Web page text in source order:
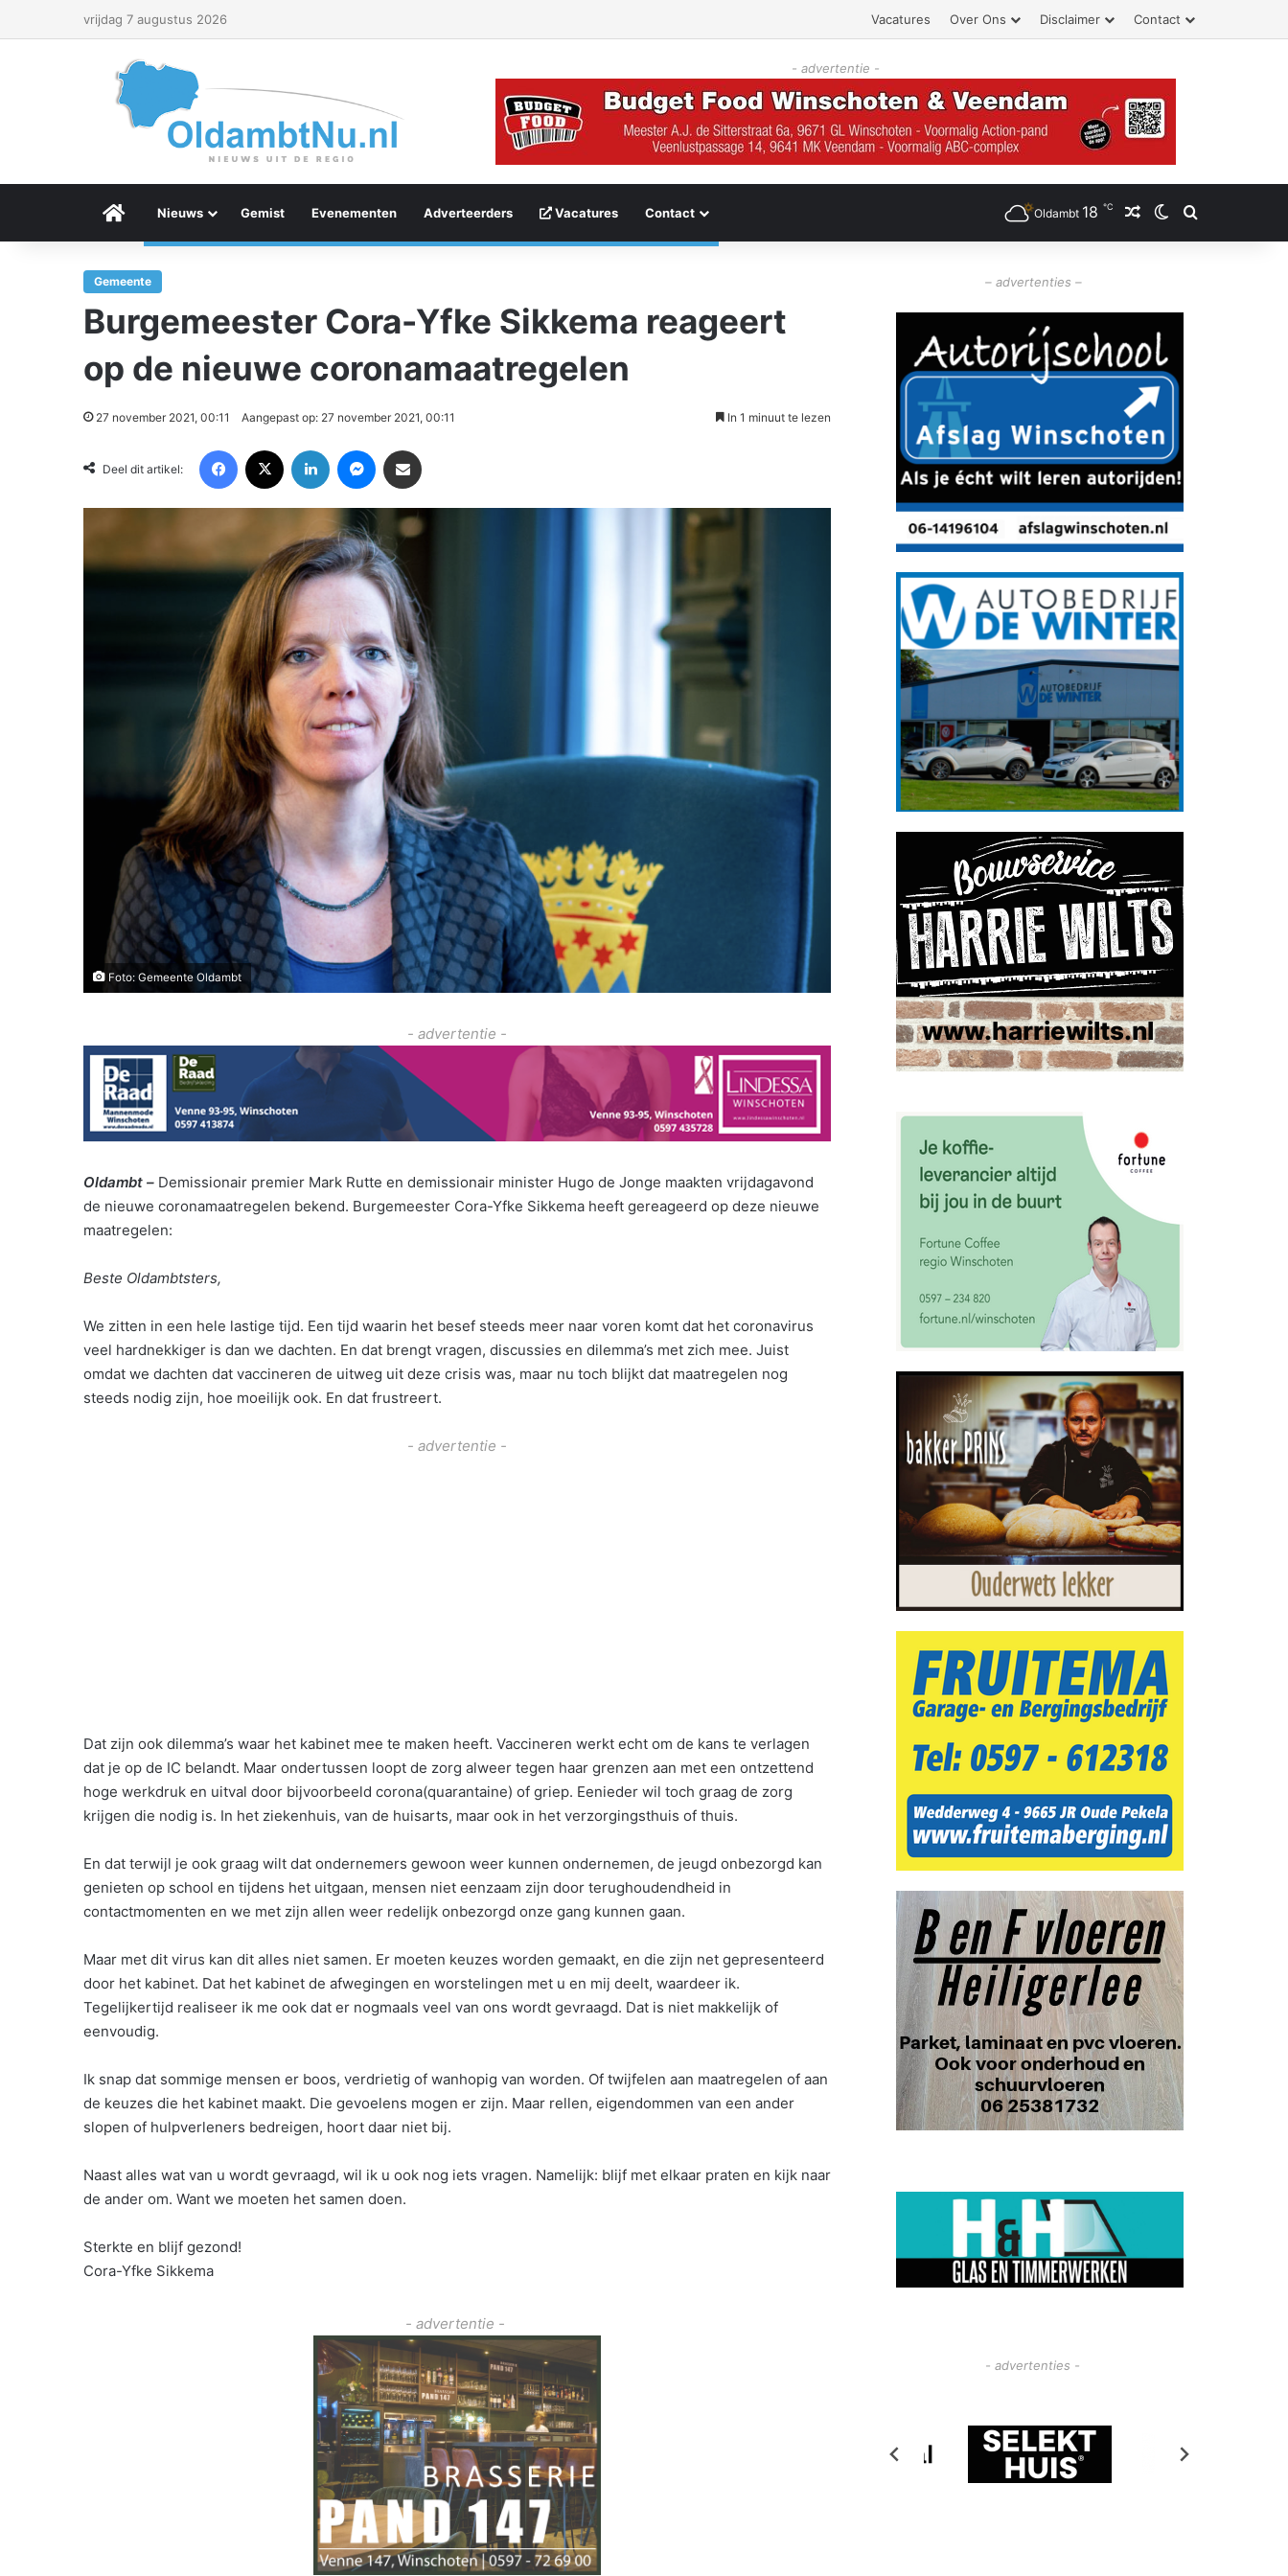
vrijdag 7 augustus 2026 Vacatures Over Ons Disclaimer Contact
- advertentie -
Menu Item
Nieuws Gemist Evenementen Adverteerders Vacatures Contact Oldambt 18 ℃ Willekeurig artikel
Switch skin
Zoeken
Gemeente
Burgemeester Cora-Yfke Sikkema reageert
op de nieuwe coronamaatregelen
27 november 2021, 00:11 Aangepast op: 27 november 2021, 00:11 In 1 minuut te lezen
Deel dit artikel:
Foto: Gemeente Oldambt
- advertentie -
Oldambt – Demissionair premier Mark Rutte en demissionair minister Hugo de Jonge maakten vrijdagavond
de nieuwe coronamaatregelen bekend. Burgemeester Cora-Yfke Sikkema heeft gereageerd op deze nieuwe
maatregelen:
Beste Oldambtsters,
We zitten in een hele lastige tijd. Een tijd waarin het besef steeds meer naar voren komt dat het coronavirus
veel hardnekkiger is dan we dachten. En dat brengt vragen, discussies en dilemma’s met zich mee. Juist
omdat we dachten dat vaccineren de uitweg uit deze crisis was, maar nu toch blijkt dat maatregelen nog
steeds nodig zijn, hoe moeilijk ook. En dat frustreert.
- advertentie -
Dat zijn ook dilemma’s waar het kabinet mee te maken heeft. Vaccineren werkt echt om de kans te verlagen
dat je op de IC belandt. Maar ondertussen loopt de zorg alweer tegen haar grenzen aan met een ontzettend
hoge werkdruk en uitval door bijvoorbeeld corona(quarantaine) of griep. Eenieder wil toch graag de zorg
krijgen die nodig is. In het ziekenhuis, van de huisarts, maar ook in het verzorgingsthuis of thuis.
En dat terwijl je ook graag wilt dat ondernemers gewoon weer kunnen ondernemen, de jeugd onbezorgd kan
genieten op school en tijdens het uitgaan, mensen niet eenzaam zijn door terughoudendheid in
contactmomenten en we met zijn allen weer redelijk onbezorgd onze gang kunnen gaan.
Maar met dit virus kan dit alles niet samen. Er moeten keuzes worden gemaakt, en die zijn net gepresenteerd
door het kabinet. Dat het kabinet de afwegingen en worstelingen met u en mij deelt, waardeer ik.
Tegelijkertijd realiseer ik me ook dat er nogmaals veel van ons wordt gevraagd. Dat is niet makkelijk of
eenvoudig.
Ik snap dat sommige mensen er boos, verdrietig of wanhopig van worden. Of twijfelen aan maatregelen of aan
de keuzes die het kabinet maakt. Die gevoelens mogen er zijn. Maar rellen, eigendommen van een ander
slopen of hulpverleners bedreigen, hoort daar niet bij.
Naast alles wat van u wordt gevraagd, wil ik u ook nog iets vragen. Namelijk: blijf met elkaar praten en kijk naar
de ander om. Want we moeten het samen doen.
Sterkte en blijf gezond!
Cora-Yfke Sikkema
- advertentie -
– advertenties –
- advertenties -